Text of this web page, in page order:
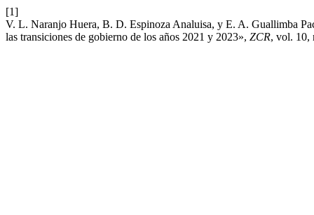
[1]
V. L. Naranjo Huera, B. D. Espinoza Analuisa, y E. A. Guallimba
las transiciones de gobierno de los años 2021 y 2023», ZCR, vol. 10,